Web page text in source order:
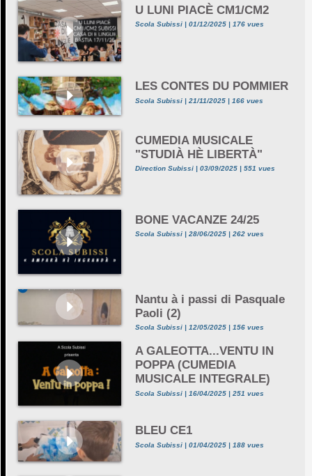
U LUNI PIACÈ CM1/CM2
Scola Subissi | 01/12/2025 | 176 vues
LES CONTES DU POMMIER
Scola Subissi | 21/11/2025 | 166 vues
CUMEDIA MUSICALE
"STUDIÀ HÈ LIBERTÀ"
Direction Subissi | 03/09/2025 | 551 vues
BONE VACANZE 24/25
Scola Subissi | 28/06/2025 | 262 vues
Nantu à i passi di Pasquale
Paoli (2)
Scola Subissi | 12/05/2025 | 156 vues
A GALEOTTA...VENTU IN
POPPA (CUMEDIA
MUSICALE INTEGRALE)
Scola Subissi | 16/04/2025 | 251 vues
BLEU CE1
Scola Subissi | 01/04/2025 | 188 vues